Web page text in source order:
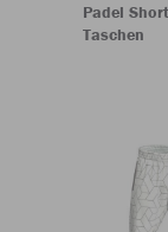
Padel
Taschen